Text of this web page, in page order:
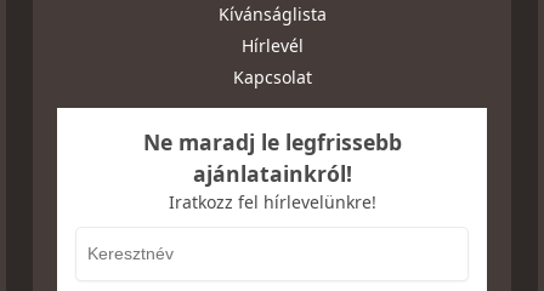
Kívánságlista
Hírlevél
Kapcsolat
Ne maradj le legfrissebb
ajánlatainkról!
Iratkozz fel hírlevelünkre!